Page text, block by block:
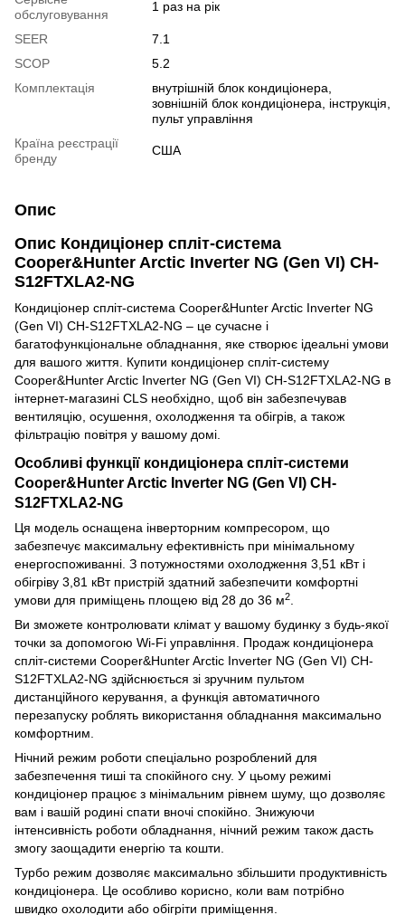
обслуговування
1 раз на рік
SEER
7.1
SCOP
5.2
Комплектація
внутрішній блок кондиціонера,
зовнішній блок кондиціонера, інструкція,
пульт управління
Країна реєстрації
бренду
США
Опис
Опис Кондиціонер спліт-система
Cooper&Hunter Arctic Inverter NG (Gen VI) CH-
S12FTXLA2-NG
Кондиціонер спліт-система Cooper&Hunter Arctic Inverter NG
(Gen VI) CH-S12FTXLA2-NG – це сучасне і
багатофункціональне обладнання, яке створює ідеальні умови
для вашого життя. Купити кондиціонер спліт-систему
Cooper&Hunter Arctic Inverter NG (Gen VI) CH-S12FTXLA2-NG в
інтернет-магазині CLS необхідно, щоб він забезпечував
вентиляцію, осушення, охолодження та обігрів, а також
фільтрацію повітря у вашому домі.
Особливі функції кондиціонера спліт-системи
Cooper&Hunter Arctic Inverter NG (Gen VI) CH-
S12FTXLA2-NG
Ця модель оснащена інверторним компресором, що
забезпечує максимальну ефективність при мінімальному
енергоспоживанні. З потужностями охолодження 3,51 кВт і
обігріву 3,81 кВт пристрій здатний забезпечити комфортні
умови для приміщень площею від 28 до 36 м2
Ви зможете контролювати клімат у вашому будинку з будь-якої
точки за допомогою Wi-Fi управління. Продаж кондиціонера
спліт-системи Cooper&Hunter Arctic Inverter NG (Gen VI) CH-
S12FTXLA2-NG здійснюється зі зручним пультом
дистанційного керування, а функція автоматичного
перезапуску роблять використання обладнання максимально
комфортним.
Нічний режим роботи спеціально розроблений для
забезпечення тиші та спокійного сну. У цьому режимі
кондиціонер працює з мінімальним рівнем шуму, що дозволяє
вам і вашій родині спати вночі спокійно. Знижуючи
інтенсивність роботи обладнання, нічний режим також дасть
змогу заощадити енергію та кошти.
Турбо режим дозволяє максимально збільшити продуктивність
кондиціонера. Це особливо корисно, коли вам потрібно
швидко охолодити або обігріти приміщення.